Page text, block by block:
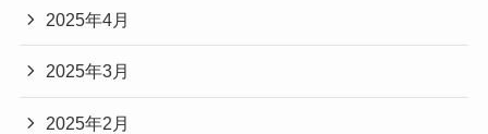
2025年4月
2025年3月
2025年2月